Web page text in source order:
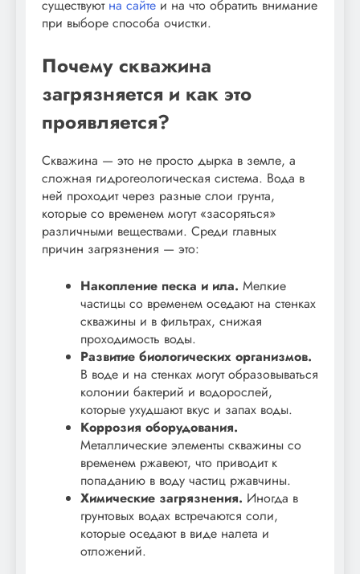
существуют на сайте и на что обратить внимание
при выборе способа очистки.
Почему скважина
загрязняется и как это
проявляется?
Скважина — это не просто дырка в земле, а
сложная гидрогеологическая система. Вода в
ней проходит через разные слои грунта,
которые со временем могут «засоряться»
различными веществами. Среди главных
причин загрязнения — это:
Накопление песка и ила. Мелкие
частицы со временем оседают на стенках
скважины и в фильтрах, снижая
проходимость воды.
Развитие биологических организмов.
В воде и на стенках могут образовываться
колонии бактерий и водорослей,
которые ухудшают вкус и запах воды.
Коррозия оборудования.
Металлические элементы скважины со
временем ржавеют, что приводит к
попаданию в воду частиц ржавчины.
Химические загрязнения. Иногда в
грунтовых водах встречаются соли,
которые оседают в виде налета и
отложений.